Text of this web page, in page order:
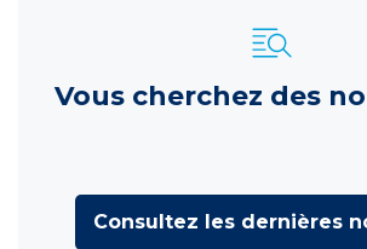
Vous cherchez des
Consultez les dernières